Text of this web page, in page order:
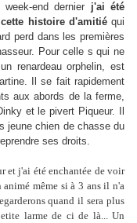
end dernier j'ai été
histoire d'amitiéqui
perd dans les premières
Pour celle s qui ne
renardeau orphelin, est
Il se fait rapidement
aux abords de la ferme,
et le pivert Piqueur. Il
jeune chien de chasse du
ses droits.
et j'ai été enchantée de voir
même si à 3 ans il n'a
quand il sera plus
larme de ci de là... Un